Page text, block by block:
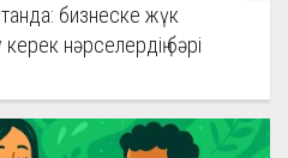
бизнеске жүк
нәрселердің бәрі